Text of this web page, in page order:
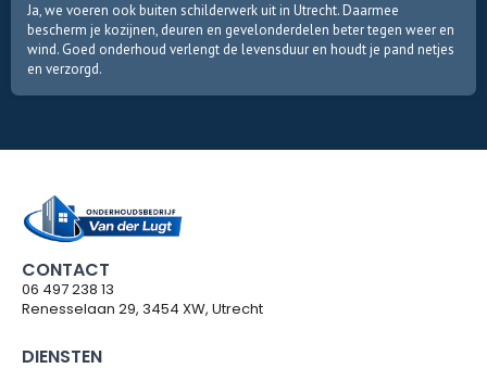
Ja, we voeren ook buiten schilderwerk uit in Utrecht. Daarmee
bescherm je kozijnen, deuren en gevelonderdelen beter tegen weer en
wind. Goed onderhoud verlengt de levensduur en houdt je pand netjes
en verzorgd.
CONTACT
06 497 238 13
Renesselaan 29, 3454 XW, Utrecht
DIENSTEN